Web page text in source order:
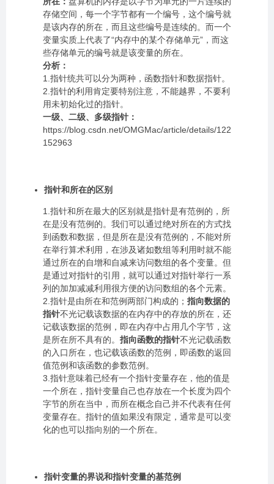
存储空间，每一个字节都有一个编号，这个编号就
是该内存的所在，而且这些编号是连续的。而一个
变量实质上代表了“内存中的某个存储单元”，而这
些存储单元的编号就是该变量的所在。
分析：
1.指针统共可以分为两种，函数指针和数据指针。
2.指针的利用肯定要特别注意，不能越界，不要利
用未初始化过的指针。
一级、二级、多级指针：
https://blog.csdn.net/OMGMac/article/details/122
152963
指针和所在的区别
1.指针和所在最大的区别就是指针是有范例的，所
在是没有范例的。我们可以通过绝对所在的方式找
到函数和数据，但是所在是没有范例的，不能对所
在举行算术利用，在涉及诸如数组等利用时就不能
通过所在的自增和自减来访问数组的各个变量。但
是通过对指针的引用，就可以通过对指针举行一系
列的加加减减利用很方便的访问数组的各个元素。
2.指针是由所在和范例两部门构成的； 指向数据的
指针不光记载该数据的在内存中的存放的所在，还
记载该数据的范例，即在内存中占用几个字节，这
是所在所不具有的。 指向函数的指针不光记载函数
的入口所在，也记载该函数的范例，即函数的返回
值范例和该函数的参数范例。
3.指针意味着已经有一个指针变量存在，他的值是
一个所在，指针变量自己也存放在一个长度为四个
字节的所在当中，而所在概念自己并不代表有任何
变量存在。指针的值如果没有限定，通常是可以变
化的也可以指向别的一个所在。
指针变量的界说和指针变量的基范例